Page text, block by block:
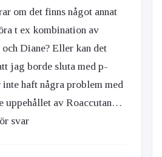
om det finns något annat
t ex kombination av
Diane? Eller kan det
jag borde sluta med p-
haft några problem med
uppehållet av Roaccutan…
svar